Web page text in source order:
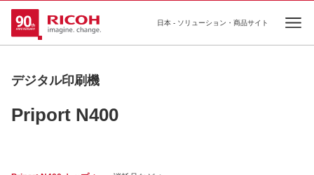
日本 - ソリューション・商品サイト
デジタル印刷機
Priport N400